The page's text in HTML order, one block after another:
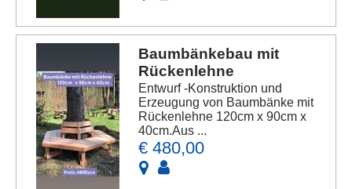
Baumbänkebau mit
Rückenlehne
Entwurf -Konstruktion und
Erzeugung von Baumbänke mit
Rückenlehne 120cm x 90cm x
40cm.Aus ...
€ 480,00